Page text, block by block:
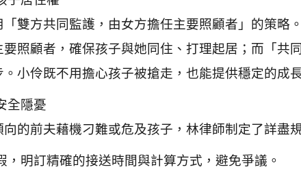
雙方共同監護，由女方擔任主要照顧者」的策略
照顧者，確保孩子與她同住、打理起居；而「共
小伶既不用擔心孩子被搶走，也能提供穩定的成
全隱憂
的前夫藉機刁難或危及孩子，林律師制定了詳盡規
明訂精確的接送時間與計算方式，避免爭議。